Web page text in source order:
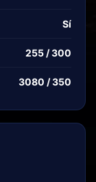
Sí
255 / 300
3080 / 350